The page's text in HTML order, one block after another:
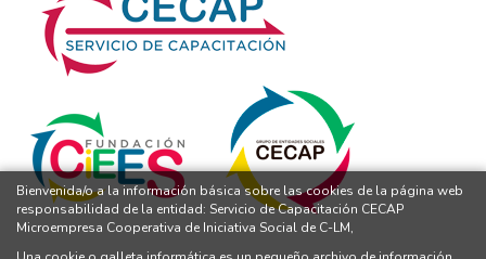
Bienvenida/o a la información básica sobre las cookies de la página web
responsabilidad de la entidad: Servicio de Capacitación CECAP
Microempresa Cooperativa de Iniciativa Social de C-LM,